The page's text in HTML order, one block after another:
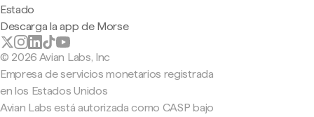
Estado
Descarga la app de Morse
© 2026 Avian Labs, Inc
Empresa de servicios monetarios registrada
en los Estados Unidos
Avian Labs está autorizada como CASP bajo